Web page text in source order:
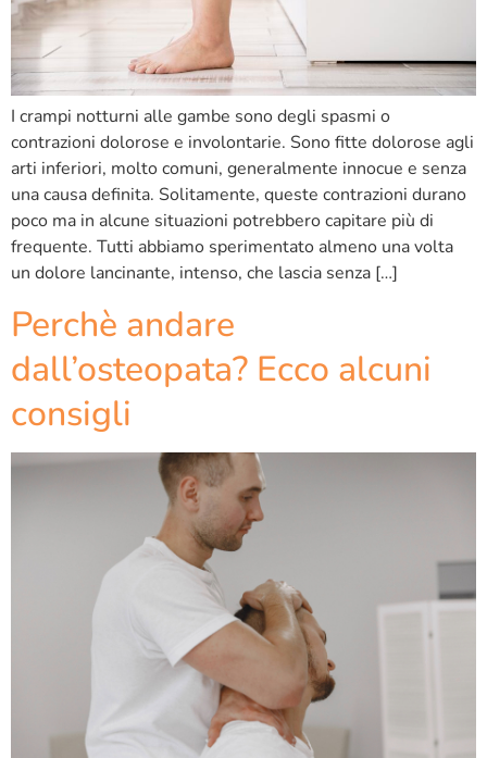
I crampi notturni alle gambe sono degli spasmi o
contrazioni dolorose e involontarie. Sono fitte dolorose agli
arti inferiori, molto comuni, generalmente innocue e senza
una causa definita. Solitamente, queste contrazioni durano
poco ma in alcune situazioni potrebbero capitare più di
frequente. Tutti abbiamo sperimentato almeno una volta
un dolore lancinante, intenso, che lascia senza […]
Perchè andare
dall’osteopata? Ecco alcuni
consigli